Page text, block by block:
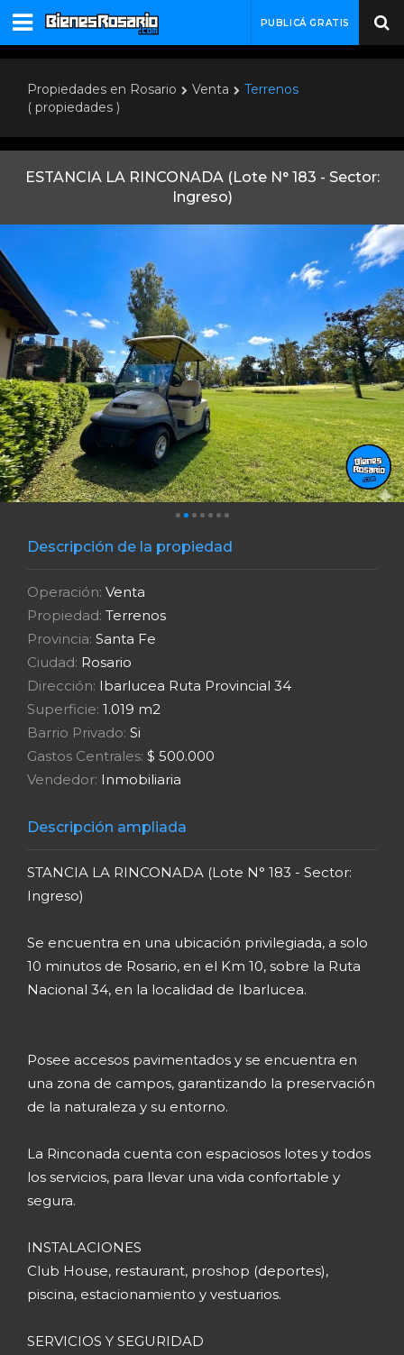
PUBLICÁ GRATIS
Propiedades en Rosario Venta
Terrenos
( propiedades )
ESTANCIA LA RINCONADA (Lote N° 183 - Sector:
Ingreso)
Descripción de la propiedad
Operación: Venta
Propiedad: Terrenos
Provincia: Santa Fe
Ciudad: Rosario
Dirección: Ibarlucea Ruta Provincial 34
Superficie: 1.019 m2
Barrio Privado: Si
Gastos Centrales: $ 500.000
Vendedor: Inmobiliaria
Descripción ampliada
STANCIA LA RINCONADA (Lote N° 183 - Sector:
Ingreso)
Se encuentra en una ubicación privilegiada, a solo
10 minutos de Rosario, en el Km 10, sobre la Ruta
Nacional 34, en la localidad de Ibarlucea.
Posee accesos pavimentados y se encuentra en
una zona de campos, garantizando la preservación
de la naturaleza y su entorno.
La Rinconada cuenta con espaciosos lotes y todos
los servicios, para llevar una vida confortable y
segura.
INSTALACIONES
Club House, restaurant, proshop (deportes),
piscina, estacionamiento y vestuarios.
SERVICIOS Y SEGURIDAD